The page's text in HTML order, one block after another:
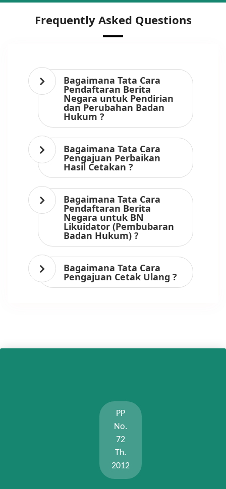
Frequently Asked Questions
Bagaimana Tata Cara
Pendaftaran Berita
Negara untuk Pendirian
dan Perubahan Badan
Hukum ?
Bagaimana Tata Cara
Pengajuan Perbaikan
Hasil Cetakan ?
Bagaimana Tata Cara
Pendaftaran Berita
Negara untuk BN
Likuidator (Pembubaran
Badan Hukum) ?
Bagaimana Tata Cara
Pengajuan Cetak Ulang ?
PP
No.
72
Th.
2012